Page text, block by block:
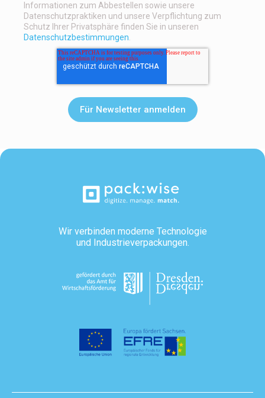
Informationen zum Abbestellen sowie unsere
Datenschutzpraktiken und unsere Verpflichtung zum
Schutz Ihrer Privatsphäre finden Sie in unseren
Datenschutzbestimmungen
Wir verbinden moderne Technologie
und Industrieverpackungen.